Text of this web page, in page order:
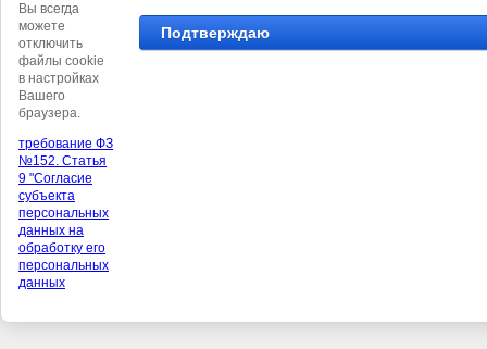
Вы всегда
можете
отключить
файлы cookie
в настройках
Вашего
браузера.
требование ФЗ
№152. Статья
9 "Согласие
субъекта
персональных
данных на
обработку его
персональных
данных
Подтверждаю